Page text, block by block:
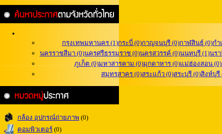
กรุงเทพมหานคร (1)กระบี่ (0)กาญจนบุรี (0)กาฬสินธุ์ (0)กำ
นครราชสีมา (0)นครศรีธรรมราช (0)นครสวรรค์ (0)นนทบุรี (1)นรา
ภูเก็ต (0)มหาสารคาม (0)มุกดาหาร (0)แม่ฮ่องสอน (0)
สมุทรสาคร (0)สระแก้ว (0)สระบุรี (0)สิงห์บุรี
กล้อง อุปกรณ์ถ่ายภาพ (0)
คอมพิวเตอร์ (0)